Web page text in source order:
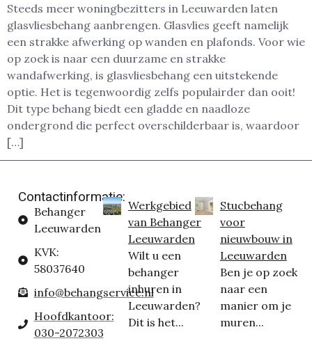
Steeds meer woningbezitters in Leeuwarden laten
glasvliesbehang aanbrengen. Glasvlies geeft namelijk
een strakke afwerking op wanden en plafonds. Voor wie
op zoek is naar een duurzame en strakke
wandafwerking, is glasvliesbehang een uitstekende
optie. Het is tegenwoordig zelfs populairder dan ooit!
Dit type behang biedt een gladde en naadloze
ondergrond die perfect overschilderbaar is, waardoor
[…]
Contactinformatie:
Behanger
Leeuwarden
KVK:
58037640
info@behangservice.nl
Hoofdkantoor:
030-2072303
Werkgebied
van Behanger
Leeuwarden
Wilt u een
behanger
inhuren in
Leeuwarden?
Dit is het...
Stucbehang
voor
nieuwbouw in
Leeuwarden
Ben je op zoek
naar een
manier om je
muren...